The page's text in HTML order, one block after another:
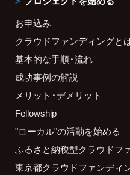
お申込み
クラウドファンディングと
基本的な手順・流れ
成功事例の解説
メリット・デメリット
Fellowship
"ローカル"の活動を始める
ふるさと納税型クラウドフ
東京都クラウドファンディ